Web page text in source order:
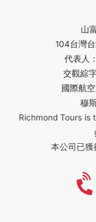
山
104台灣
代表人
交觀綜
國際航
穆
Richmond Tours is
本公司已獲